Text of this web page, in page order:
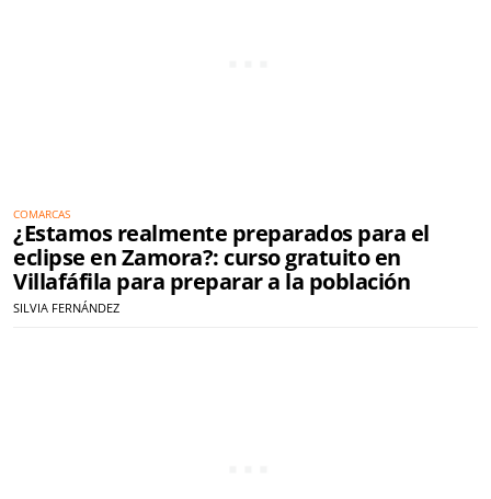
COMARCAS
¿Estamos realmente preparados para el
eclipse en Zamora?: curso gratuito en
Villafáfila para preparar a la población
SILVIA FERNÁNDEZ